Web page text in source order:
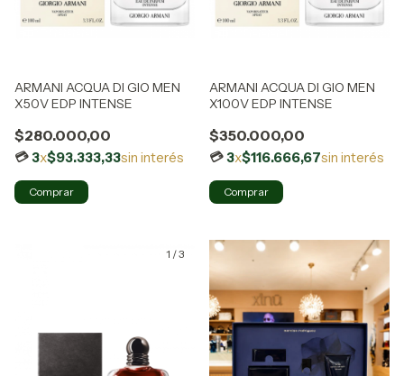
ARMANI ACQUA DI GIO MEN
X50V EDP INTENSE
$280.000,00
3x$93.333,33sin interés
ARMANI ACQUA DI GIO MEN
X100V EDP INTENSE
$350.000,00
3x$116.666,67sin interés
1 /3